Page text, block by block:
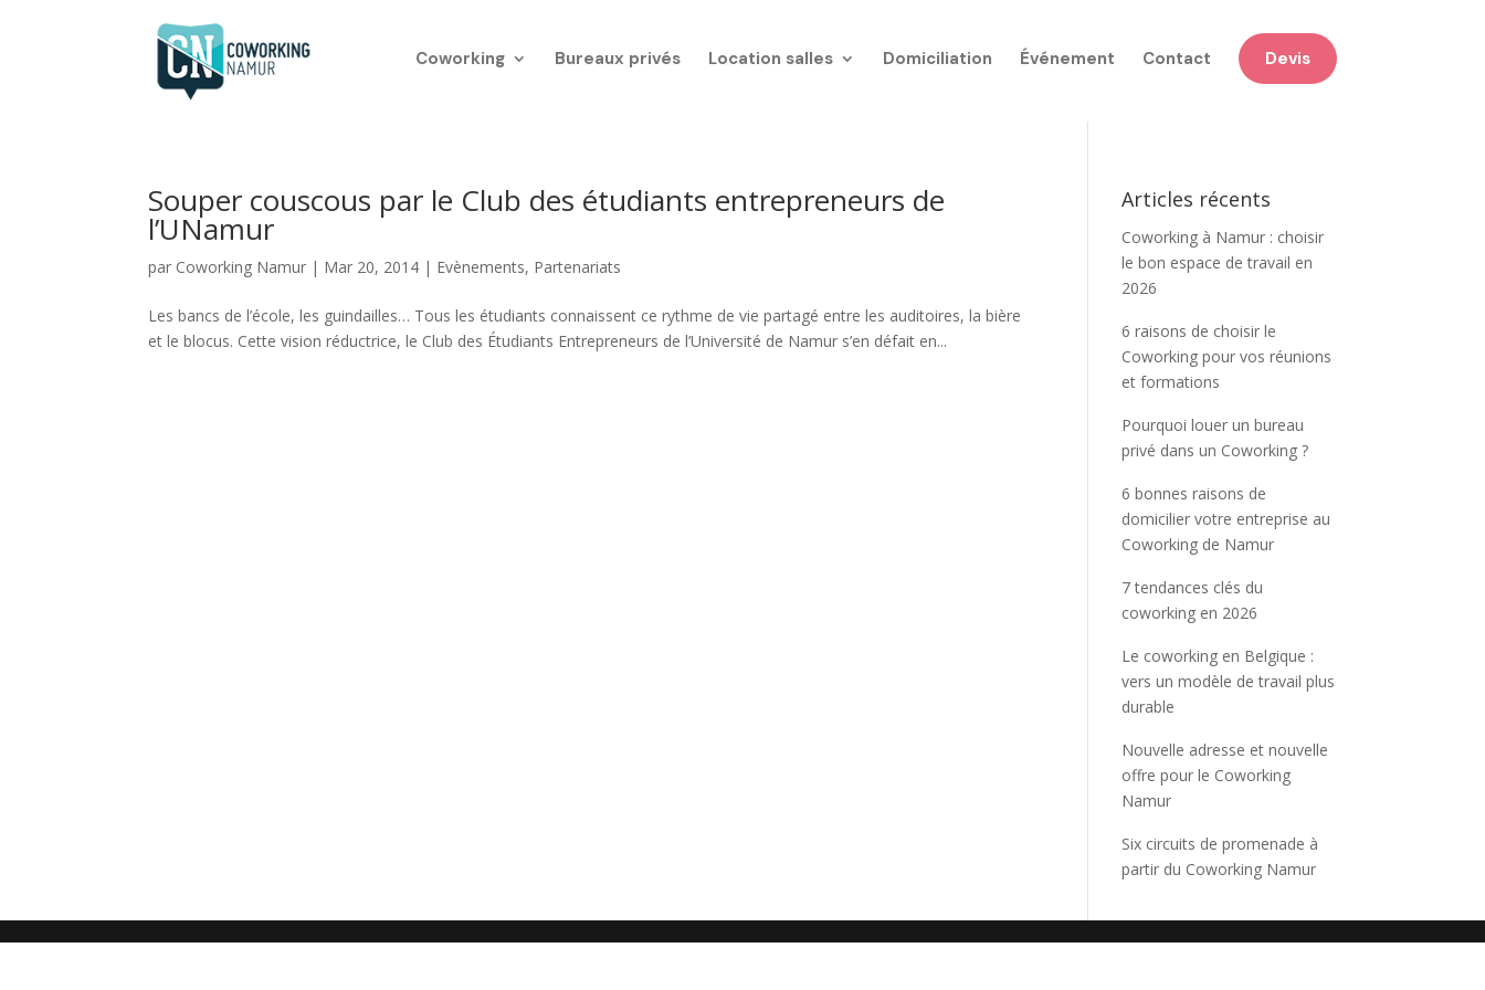
Coworking Bureaux privés Location salles Domiciliation Événement Contact Devis
Souper couscous par le Club des étudiants entrepreneurs de
l’UNamur
par Coworking Namur | Mar 20, 2014 | Evènements, Partenariats
Les bancs de l’école, les guindailles… Tous les étudiants connaissent ce rythme de vie partagé entre les auditoires, la bière
et le blocus. Cette vision réductrice, le Club des Étudiants Entrepreneurs de l’Université de Namur s’en défait en...
Articles récents
Coworking à Namur : choisir
le bon espace de travail en
2026
6 raisons de choisir le
Coworking pour vos réunions
et formations
Pourquoi louer un bureau
privé dans un Coworking ?
6 bonnes raisons de
domicilier votre entreprise au
Coworking de Namur
7 tendances clés du
coworking en 2026
Le coworking en Belgique :
vers un modèle de travail plus
durable
Nouvelle adresse et nouvelle
offre pour le Coworking
Namur
Six circuits de promenade à
partir du Coworking Namur